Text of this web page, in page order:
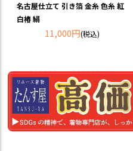
名古屋仕立て 引き箔 金糸 色糸 紅
白椿 絹
11,000円(税込)